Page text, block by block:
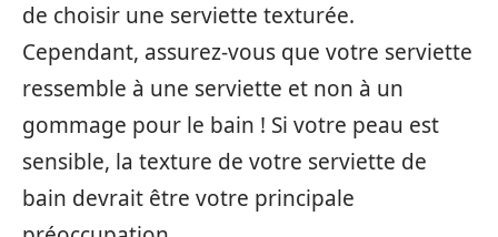
de choisir une serviette texturée.
Cependant, assurez-vous que votre serviette
ressemble à une serviette et non à un
gommage pour le bain ! Si votre peau est
sensible, la texture de votre serviette de
bain devrait être votre principale